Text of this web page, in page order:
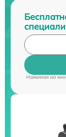
Нажимая на